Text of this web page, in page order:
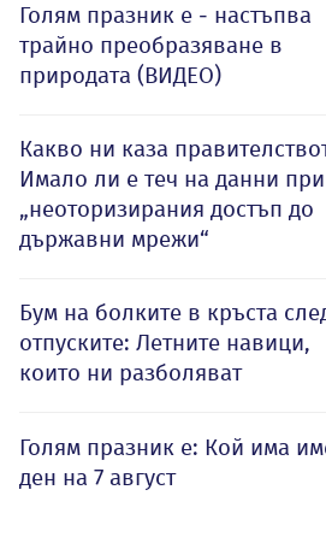
Голям празник е - настъпва
трайно преобразяване в
природата (ВИДЕО)
Какво ни каза
Имало ли е теч на данни при
„неоторизирания достъп до
държавни мрежи“
Бум на болките в кръста
отпуските: Летните навици,
които ни разболяват
Голям празник е: Кой има
ден на 7 август